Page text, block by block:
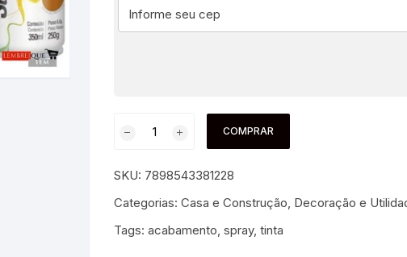
Brinquedo
Utilidades
COMPRAR
SKU: 7898543381228
Categorias: Casa e Construção, Decoração e
Tags: acabamento, spray, tinta